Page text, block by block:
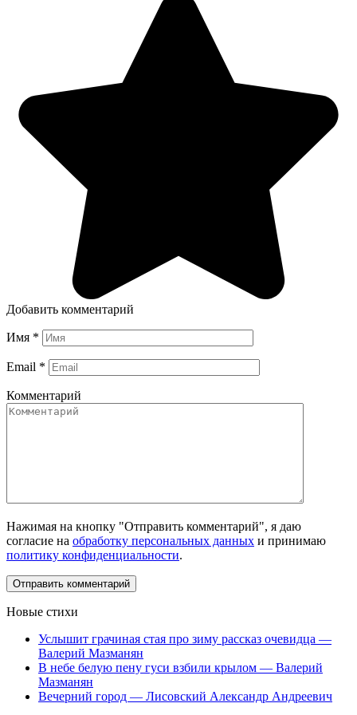
Добавить комментарий
Имя *
Email *
Комментарий
Нажимая на кнопку "Отправить комментарий", я даю
согласие на обработку персональных данных и принимаю
политику конфиденциальности.
Новые стихи
Услышит грачиная стая про зиму рассказ очевидца —
Валерий Мазманян
В небе белую пену гуси взбили крылом — Валерий
Мазманян
Вечерний город — Лисовский Александр Андреевич